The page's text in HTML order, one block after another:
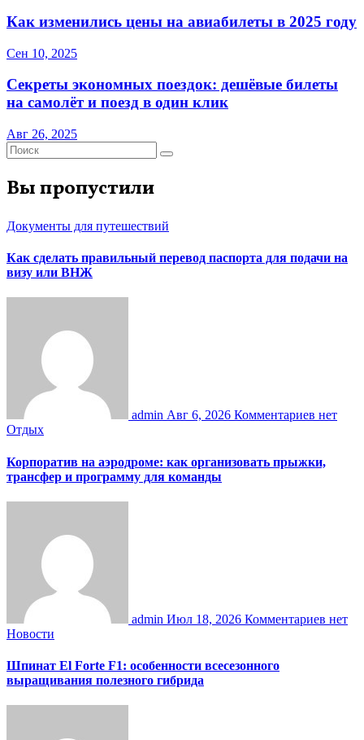
Как изменились цены на авиабилеты в 2025 году
Сен 10, 2025
Секреты экономных поездок: дешёвые билеты
на самолёт и поезд в один клик
Авг 26, 2025
Вы пропустили
Документы для путешествий
Как сделать правильный перевод паспорта для подачи на
визу или ВНЖ
admin Авг 6, 2026 Комментариев нет
Отдых
Корпоратив на аэродроме: как организовать прыжки,
трансфер и программу для команды
admin Июл 18, 2026 Комментариев нет
Новости
Шпинат El Forte F1: особенности всесезонного
выращивания полезного гибрида